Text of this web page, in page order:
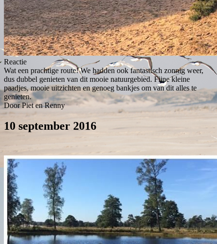
Reactie
Wat een prachtige route! We hadden ook fantastisch zonnig weer,
dus dubbel genieten van dit mooie natuurgebied. Fijne kleine
paadjes, mooie uitzichten en genoeg bankjes om van dit alles te
genieten.
Door Piet en Renny
10 september 2016